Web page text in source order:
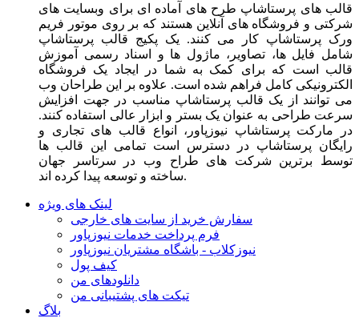
قالب های پرستاشاپ طرح های آماده ای برای وبسایت های
شرکتی و فروشگاه های آنلاین هستند که بر روی موتور فریم
ورک پرستاشاپ کار می کنند. یک پکیج قالب پرستاشاپ
شامل فایل ها، تصاویر، ماژول ها و اسناد رسمی آموزش
قالب است که برای کمک به شما در ایجاد یک فروشگاه
الکترونیکی کامل فراهم شده است. علاوه بر این طراحان وب
می توانند از یک قالب پرستاشاپ مناسب در جهت افزایش
سرعت طراحی به عنوان یک بستر و ابزار عالی استفاده کنند.
در مارکت پرستاشاپ نیوزپاور، انواع قالب های تجاری و
رایگان پرستاشاپ در دسترس است تمامی این قالب ها
توسط برترین شرکت های طراح وب در سرتاسر جهان
ساخته و توسعه پیدا کرده اند.
لینک های ویژه
سفارش خرید از سایت های خارجی
فرم پرداخت خدمات نیوزپاور
نیوزکلاب - باشگاه مشتریان نیوزپاور
کیف پول
دانلودهای من
تیکت های پشتیبانی من
بلاگ